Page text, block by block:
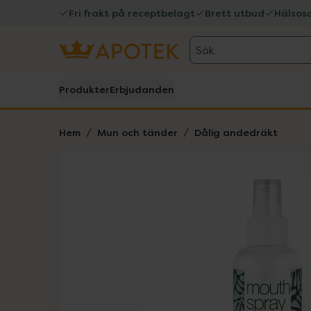
Fri frakt på receptbelagt Brett utbud
Sök
ProdukterErbjudanden
Hem Mun och tänder Dålig andedräkt